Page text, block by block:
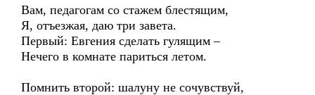
Вам, педагогам со стажем блестящим,
Я, отъезжая, даю три завета.
Первый: Евгения сделать гулящим –
Нечего в комнате париться летом.
Помнить второй: шалуну не сочувствуй,